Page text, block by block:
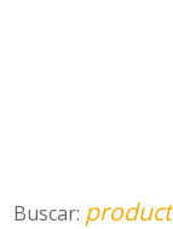
Buscar: